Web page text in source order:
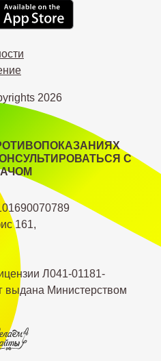
2026
С
161,
Л041-01181-
выдана Министерством